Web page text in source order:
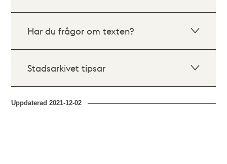
Har du frågor om texten?
Stadsarkivet tipsar
Uppdaterad2021-12-02